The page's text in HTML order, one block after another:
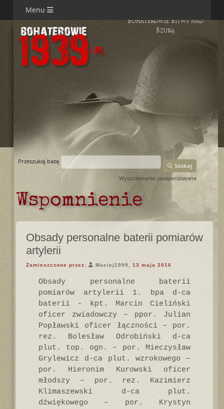
Menu
Bohaterowie Bitwy nad
Bzurą
Przeszukaj bazę
Szukaj
Wyszukiwanie zaawansowane
Wspomnienie
Obsady personalne baterii pomiarów
artylerii
Zamieszczone przez: Maciej1999 , 13 maja 2016
Obsady personalne baterii
pomiarów artylerii 1. bpa d-ca
baterii - kpt. Marcin Cieliński
oficer zwiadowczy – ppor. Julian
Popławski oficer łączności – por.
rez. Bolesław Odrobiński d-ca
plut. top. ogn. – por. Mieczysław
Grylewicz d-ca plut. wzrokowego –
por. Hieronim Kurowski oficer
młodszy – por. rez. Kazimierz
Klimaszewski d-ca plut.
dźwiękowego – por. Krystyn